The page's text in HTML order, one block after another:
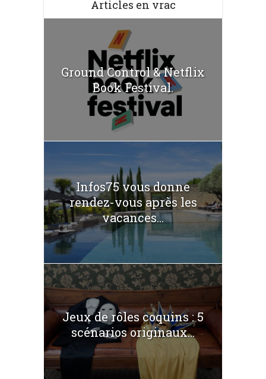
Articles en vrac
Ground Control & Netflix
Book Festival.
Infos75 vous donne
rendez-vous après les
vacances...
Jeux de rôles coquins : 5
scénarios originaux...